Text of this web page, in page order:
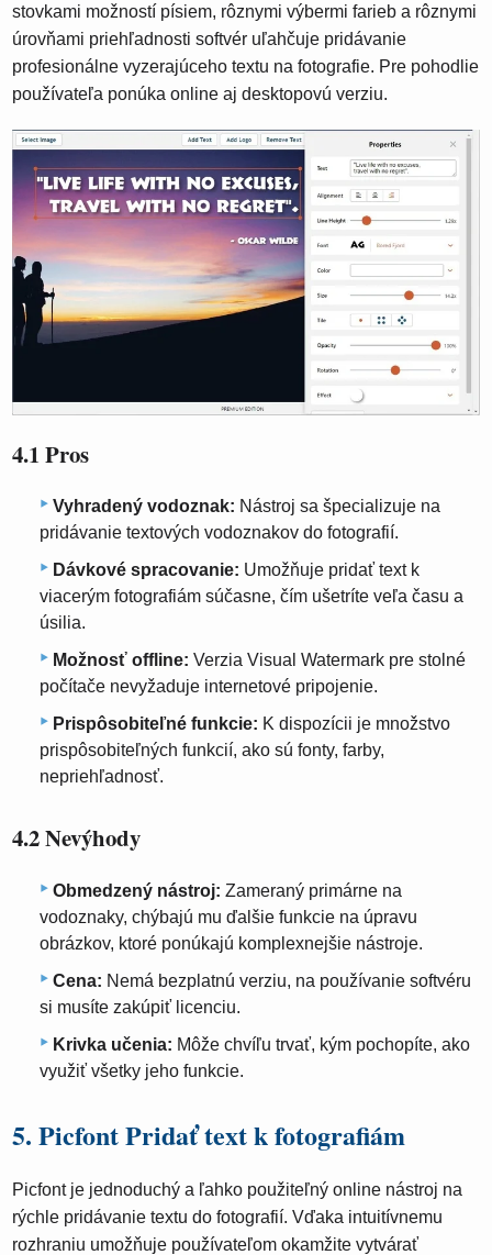
stovkami možností písiem, rôznymi výbermi farieb a rôznymi
úrovňami priehľadnosti softvér uľahčuje pridávanie
profesionálne vyzerajúceho textu na fotografie. Pre pohodlie
používateľa ponúka online aj desktopovú verziu.
4.1 Pros
Vyhradený vodoznak: Nástroj sa špecializuje na
pridávanie textových vodoznakov do fotografií.
Dávkové spracovanie: Umožňuje pridať text k
viacerým fotografiám súčasne, čím ušetríte veľa času a
úsilia.
Možnosť offline: Verzia Visual Watermark pre stolné
počítače nevyžaduje internetové pripojenie.
Prispôsobiteľné funkcie: K dispozícii je množstvo
prispôsobiteľných funkcií, ako sú fonty, farby,
nepriehľadnosť.
4.2 Nevýhody
Obmedzený nástroj: Zameraný primárne na
vodoznaky, chýbajú mu ďalšie funkcie na úpravu
obrázkov, ktoré ponúkajú komplexnejšie nástroje.
Cena: Nemá bezplatnú verziu, na používanie softvéru
si musíte zakúpiť licenciu.
Krivka učenia: Môže chvíľu trvať, kým pochopíte, ako
využiť všetky jeho funkcie.
5. Picfont Pridať text k fotografiám
Picfont je jednoduchý a ľahko použiteľný online nástroj na
rýchle pridávanie textu do fotografií. Vďaka intuitívnemu
rozhraniu umožňuje používateľom okamžite vytvárať